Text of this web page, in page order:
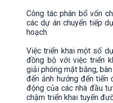
Công tác phân bổ vốn
các dự án chuyển tiếp
hoạch.
Việc triển khai một số
đồng bộ với việc triển
giải phóng mặt bằng,
đến ảnh hưởng đến tiến
động của các nhà đầu
chậm triển khai tuyến